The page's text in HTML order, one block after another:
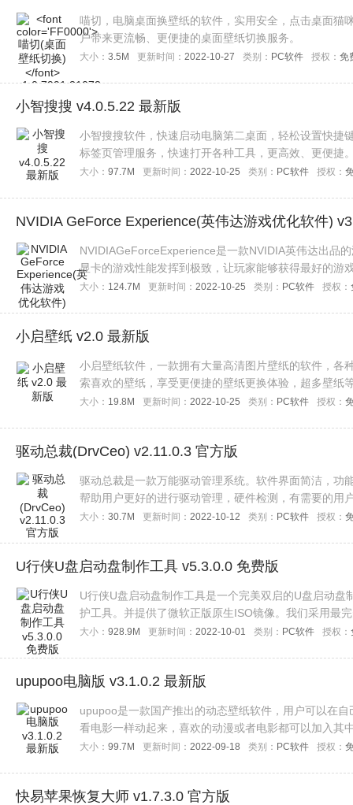
喵切，电脑桌面换壁纸的软件，实用安全，点击桌面猫
户带来更流畅、更便捷的桌面壁纸切换服务。
大小： 3.5M 更新时间： 2022-10-27 类别： PC软件 授权： 免
小智搜搜 v4.0.5.22 最新版
小智搜搜软件，快速启动电脑第二桌面，轻松设置快捷
标签页管理服务，快速打开各种工具，更高效、更便捷
大小： 97.7M 更新时间： 2022-10-25 类别： PC软件 授权：
NVIDIA GeForce Experience(英伟达游戏优化软件)
NVIDIAGeForceExperience是一款NVIDIA英伟达出品
显卡的游戏性能发挥到极致，让玩家能够获得最好的游
要的用户赶快来下载吧！
大小： 124.7M 更新时间： 2022-10-25 类别： PC软件 授权：
小启壁纸 v2.0 最新版
小启壁纸软件，一款拥有大量高清图片壁纸的软件，各
索喜欢的壁纸，享受更便捷的壁纸更换体验，超多壁纸
大小： 19.8M 更新时间： 2022-10-25 类别： PC软件 授权：
驱动总裁(DrvCeo) v2.11.0.3 官方版
驱动总裁是一款万能驱动管理系统。软件界面简洁，功
帮助用户更好的进行驱动管理，硬件检测，有需要的用
大小： 30.7M 更新时间： 2022-10-12 类别： PC软件 授权：
U行侠U盘启动盘制作工具 v5.3.0.0 免费版
U行侠U盘启动盘制作工具是一个完美双启的U盘启动
护工具。并提供了微软正版原生ISO镜像。我们采用最
bios都能启动的功能，使您不再纠结于bios设置。只为
大小： 928.9M 更新时间： 2022-10-01 类别： PC软件 授权：
upupoo电脑版 v3.1.0.2 最新版
upupoo是一款国产推出的动态壁纸软件，用户可以在
看电影一样动起来，喜欢的动漫或者电影都可以加入其
upupoo。
大小： 99.7M 更新时间： 2022-09-18 类别： PC软件 授权：
快易苹果恢复大师 v1.7.3.0 官方版